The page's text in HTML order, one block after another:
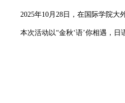
2025年10月28日，在国际学院大
本次活动以“金秋‘语’你相遇，